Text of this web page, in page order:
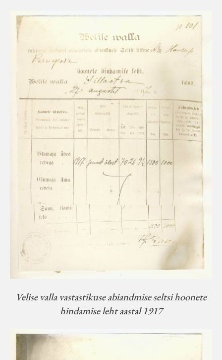
Velise valla vastastikuse abiandmise seltsi hoonete
hindamise leht aastal 1917